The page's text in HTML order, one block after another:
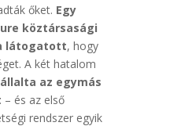
őket. Egy
köztársasági
látogatott, hogy
A két hatalom
az egymás
– és az első
rendszer egyik